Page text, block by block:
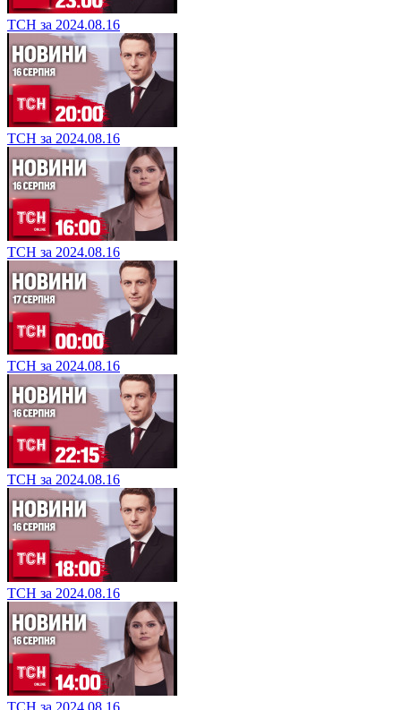
ТСН за 2024.08.16
ТСН за 2024.08.16
ТСН за 2024.08.16
ТСН за 2024.08.16
ТСН за 2024.08.16
ТСН за 2024.08.16
ТСН за 2024.08.16